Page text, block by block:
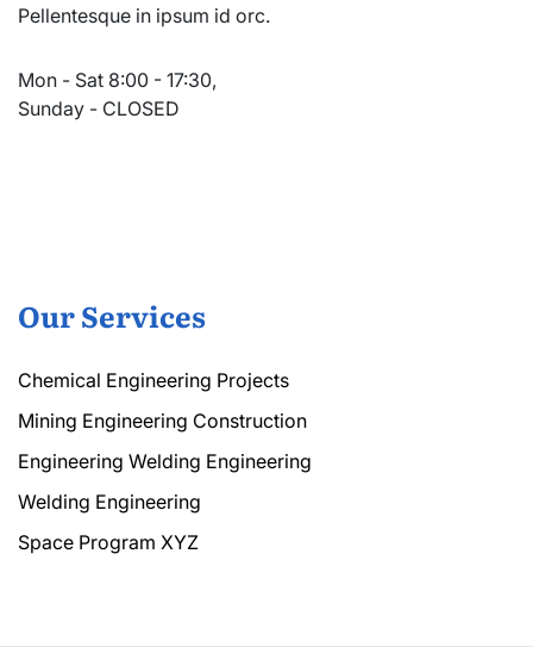
Pellentesque in ipsum id orc.
Mon - Sat 8:00 - 17:30,
Sunday - CLOSED
Our Services
Chemical Engineering Projects
Mining Engineering Construction
Engineering Welding Engineering
Welding Engineering
Space Program XYZ